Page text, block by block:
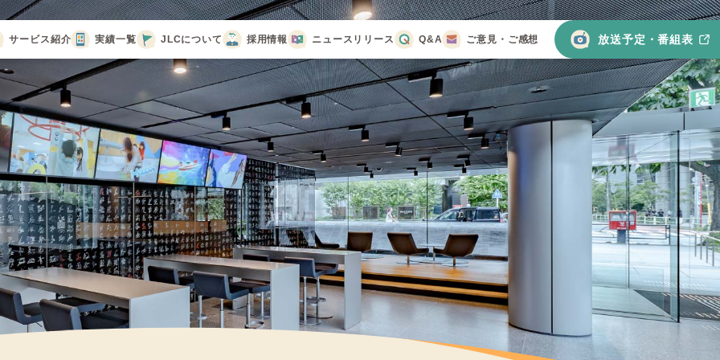
サービス紹介 実績一覧 JLCについて
代表メッセージ
会社概要
会社沿革
CSR活動
採用情報 ニュースリリース Q&A ご意見・ご感想 放送予定・番組表